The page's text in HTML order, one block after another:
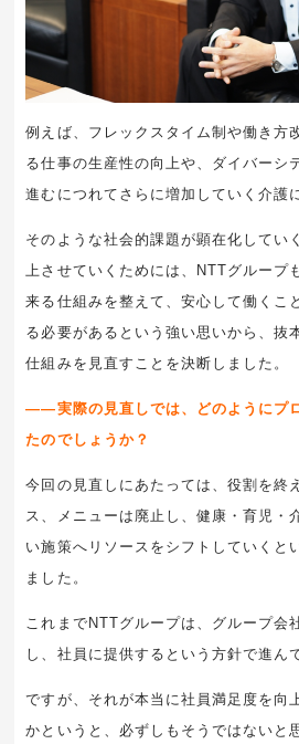
例えば、フレックスタイム制や働き方
る仕事の生産性の向上や、ダイバーシ
進むにつれてさらに増加していく介護
そのような社会的課題が顕在化してい
上させていくためには、NTTグループ
来る仕組みを整えて、安心して働くこ
る必要があるという強い思いから、抜
仕組みを見直すことを決断しました。
――実際の見直しでは、どのようにプ
たのでしょうか？
今回の見直しにあたっては、役割を終
ス、メニューは廃止し、健康・育児・
い施策へリソースをシフトしていくと
ました。
これまでNTTグループは、グループ会
し、社員に提供するという方針で進ん
ですが、それが本当に社員満足度を向
かというと、必ずしもそうではないと